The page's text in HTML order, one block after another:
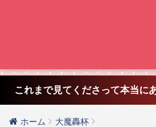
これまで見てくださって本当に
ホーム 大魔轟杯